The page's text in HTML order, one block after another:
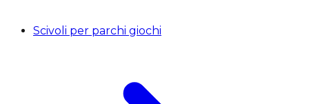
Scivoli per parchi giochi